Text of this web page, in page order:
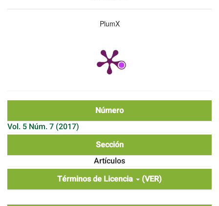
PlumX
Número
Vol. 5 Núm. 7 (2017)
Sección
Artículos
Términos de Licencia
(VER)